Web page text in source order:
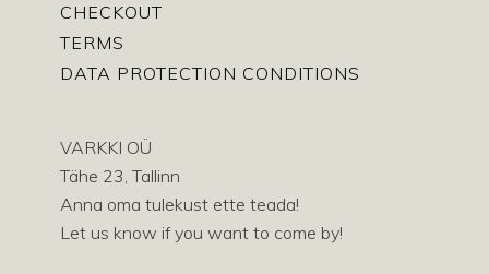
CHECKOUT
TERMS
DATA PROTECTION CONDITIONS
VARKKI OÜ
Tähe 23, Tallinn
Anna oma tulekust ette teada!
Let us know if you want to come by!